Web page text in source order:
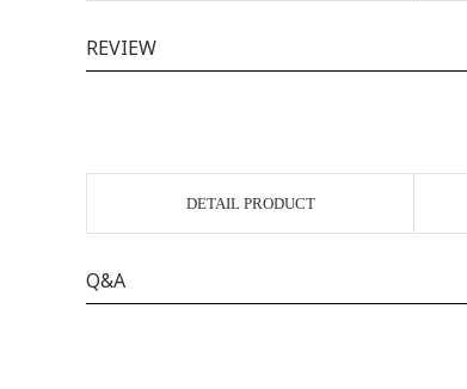
REVIEW
DETAIL PRODUCT
Q&A